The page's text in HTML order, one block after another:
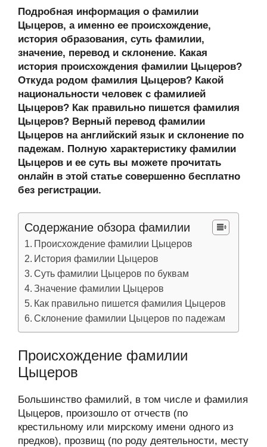
o
kl
a
ss
ni
ki
e
b
o
o
k
er g
er
J
o
ur
n
al
u
e
at
s
A
p
p
e
gr
a
m
ail р
а
в
и
ть
Подробная информация о фамилии
Цыцеров, а именно ее происхождение,
история образования, суть фамилии,
значение, перевод и склонение. Какая
история происхождения фамилии Цыцеров?
Откуда родом фамилия Цыцеров? Какой
национальности человек с фамилией
Цыцеров? Как правильно пишется фамилия
Цыцеров? Верный перевод фамилии
Цыцеров на английский язык и склонение по
падежам. Полную характеристику фамилии
Цыцеров и ее суть вы можете прочитать
онлайн в этой статье совершенно бесплатно
без регистрации.
Содержание обзора фамилии
Происхождение фамилии Цыцеров
История фамилии Цыцеров
Суть фамилии Цыцеров по буквам
Значение фамилии Цыцеров
Как правильно пишется фамилия Цыцеров
Склонение фамилии Цыцеров по падежам
Происхождение фамилии
Цыцеров
Большинство фамилий, в том числе и фамилия
Цыцеров, произошло от отчеств (по
крестильному или мирскому имени одного из
предков), прозвищ (по роду деятельности, месту